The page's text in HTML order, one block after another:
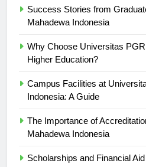
Success Stories from
Mahadewa Indonesia
Why Choose Universitas
Higher Education?
Campus Facilities at
Indonesia: A Guide
The Importance of
Mahadewa Indonesia
Scholarships and Financial